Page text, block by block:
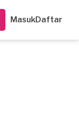
MasukDaftar